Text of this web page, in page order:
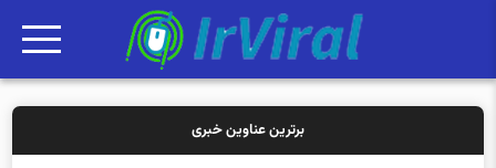
برترین عناوین خبری